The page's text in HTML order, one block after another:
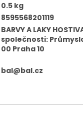
0.5 kg
8595568201119
BARVY A LAKY
společnosti:
00 Praha 10
bal@bal.cz